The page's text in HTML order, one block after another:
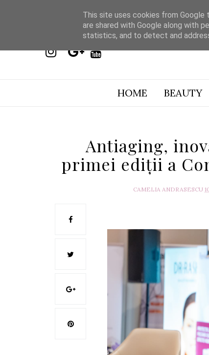
HOME BEAUTY
Antiaging,
primei ediții a
CAMELIA ANDRASESCU
This site uses cookies from Google
are shared with Google along with
statistics, and to detect and